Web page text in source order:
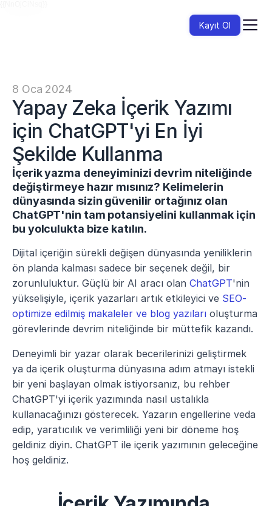
8 Oca 2024
Yapay Zeka İçerik Yazımı
için ChatGPT'yi En İyi
Şekilde Kullanma
İçerik yazma deneyiminizi devrim niteliğinde
değiştirmeye hazır mısınız? Kelimelerin
dünyasında sizin güvenilir ortağınız olan
ChatGPT'nin tam potansiyelini kullanmak için
bu yolculukta bize katılın.
Dijital içeriğin sürekli değişen dünyasında yeniliklerin
ön planda kalması sadece bir seçenek değil, bir
zorunluluktur. Güçlü bir AI aracı olan ChatGPT'nin
yükselişiyle, içerik yazarları artık etkileyici ve SEO-
optimize edilmiş makaleler ve blog yazıları oluşturma
görevlerinde devrim niteliğinde bir müttefik kazandı.
Deneyimli bir yazar olarak becerilerinizi geliştirmek
ya da içerik oluşturma dünyasına adım atmayı istekli
bir yeni başlayan olmak istiyorsanız, bu rehber
ChatGPT'yi içerik yazımında nasıl ustalıkla
kullanacağınızı gösterecek. Yazarın engellerine veda
edip, yaratıcılık ve verimliliği yeni bir döneme hoş
geldiniz diyin. ChatGPT ile içerik yazımının geleceğine
hoş geldiniz.
Kayıt Ol